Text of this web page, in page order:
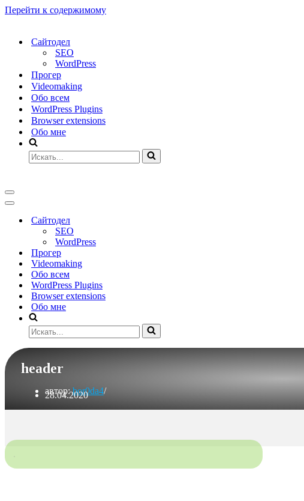
Перейти к содержимому
Сайтодел
SEO
WordPress
Прогер
Videomaking
Обо всем
WordPress Plugins
Browser extensions
Обо мне
Искать...
Меню
навигации
Меню
навигацииСайтодел
SEO
WordPress
Прогер
Videomaking
Обо всем
WordPress Plugins
Browser extensions
Обо мне
Искать...
header
автор:bor0da4
28.04.2020